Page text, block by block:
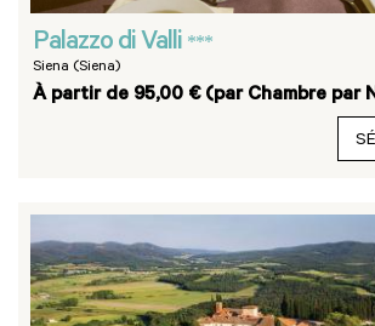
Palazzo di Valli ***
Siena (Siena)
À partir de 95,00 € (par Chambre par